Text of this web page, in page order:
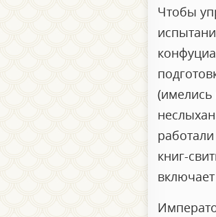
Чтобы
(имелись
книг-